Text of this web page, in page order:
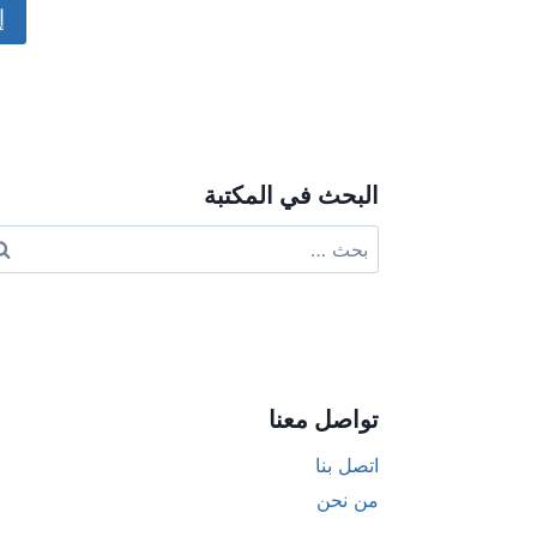
البحث في المكتبة
عن:
تواصل معنا
اتصل بنا
من نحن